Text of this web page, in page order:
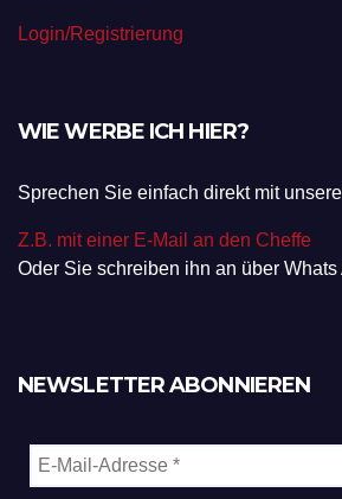
Login/Registrierung
WIE WERBE ICH HIER?
Sprechen Sie einfach direkt mit
Z.B. mit einer E-Mail an den Cheffe
Oder Sie schreiben ihn an über
NEWSLETTER ABONNIEREN